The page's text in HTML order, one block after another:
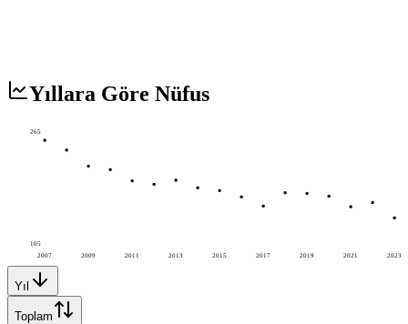
Yıllara Göre Nüfus
2007 2009 2011 2013 2015 2017 2019 2021 2023
265
105
Yıl
Toplam